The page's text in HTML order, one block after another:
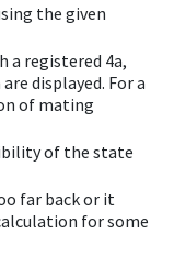
the given
a registered 4a,
displayed. For a
of mating
of the state
far back or it
for some